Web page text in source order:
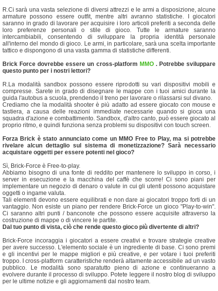
R.Ci sarà una vasta selezione di diversi attrezzi e le armi a disposizione, alcune
armature possono essere outfit, mentre altri avranno statistiche. I giocatori
saranno in grado di lavorare per acquisire i loro articoli preferiti a seconda delle
loro preferenze personali o stile di gioco. Tutte le armature saranno
intercambiabili, consentendo di sviluppare la propria identità personale
all'interno del mondo di gioco. Le armi, in particolare, sarà una scelta importante
tattico e dispongono di una vasta gamma di statistiche differenti.
Brick Force dovrebbe essere un cross-platform MMO. Potrebbe sviluppare
questo punto per i nostri lettori?
R.La modalità sandbox possono essere riprodotti su vari dispositivi mobili e
compresse. Sarete in grado di disegnare le mappe con i tuoi amici durante la
guida l'autobus a scuola, prendendo il treno per lavorare o rilassarsi sul divano.
Crediamo che la modalità shooter è più adatto ad essere giocato con mouse e
tastiera, a causa delle reazioni immediate necessarie quando si gioca una
squadra d'azione e combattimento. Sandbox, d'altro canto, può essere giocato al
proprio ritmo, e quindi funziona senza problemi su dispositivi con touch screen.
Forza Brick è stato annunciato come un MMO Free to Play, ma si potrebbe
rivelare alcun dettaglio sul sistema di monetizzazione?Sarà necessario
acquistare oggetti per essere potenti nel gioco?
Sì, Brick-Force è Free-to-play.
Abbiamo bisogno di una fonte di reddito per mantenere lo sviluppo in corso, i
server in esecuzione e la macchina del caffè che scorre! Ci sono piani per
implementare un negozio di denaro o valute in cui gli utenti possono acquistare
oggetti o ingame valuta.
Tali elementi devono essere equilibrati e non dare ai giocatori troppo forti di un
vantaggio. Non esiste un piano per rendere Brick-Force un gioco "Play-to-win".
Ci saranno altri punti / banconote che possono essere acquisite attraverso la
costruzione di mappe o di vincere le partite.
Dal tuo punto di vista, ciò che rende questo gioco più divertente di altri?
Brick-Force incoraggia i giocatori a essere creativi e trovare strategie creative
per avere successo. L'elemento sociale è un ingrediente di base. Ci sono premi
e gli incentivi per le mappe migliori e più creative, e per votare i tuoi preferiti
troppo. I cross-platform caratteristiche renderà altamente accessibile ad un vasto
pubblico. Le modalità sono sparatutto pieno di azione e continueranno a
evolvere durante il processo di sviluppo. Potete leggere il nostro blog di sviluppo
per le ultime notizie e gli aggiornamenti dal nostro team.